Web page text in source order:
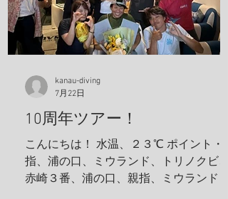
10周年ツアー！
こんにちは！ 水温、２３℃ ポイント・親
指、浦の口、ミウランド、トリノクビ、
赤崎３番、浦の口、親指、ミウランド 見
kanau-diving
7月22日